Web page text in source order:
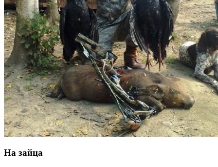
На зайца